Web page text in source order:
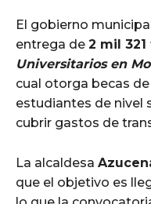
El gobierno
entrega de 2 mil
Universitarios en
cual otorga becas de
estudiantes de nivel
cubrir gastos de
La alcaldesa
que el objetivo es